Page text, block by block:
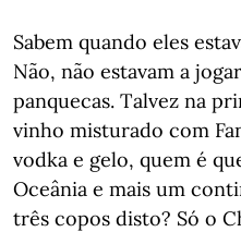
Sabem quando eles
Não, não estavam a
panquecas. Talvez na
vinho misturado com
vodka e gelo, quem é
Oceânia e mais um
três copos disto? Só o